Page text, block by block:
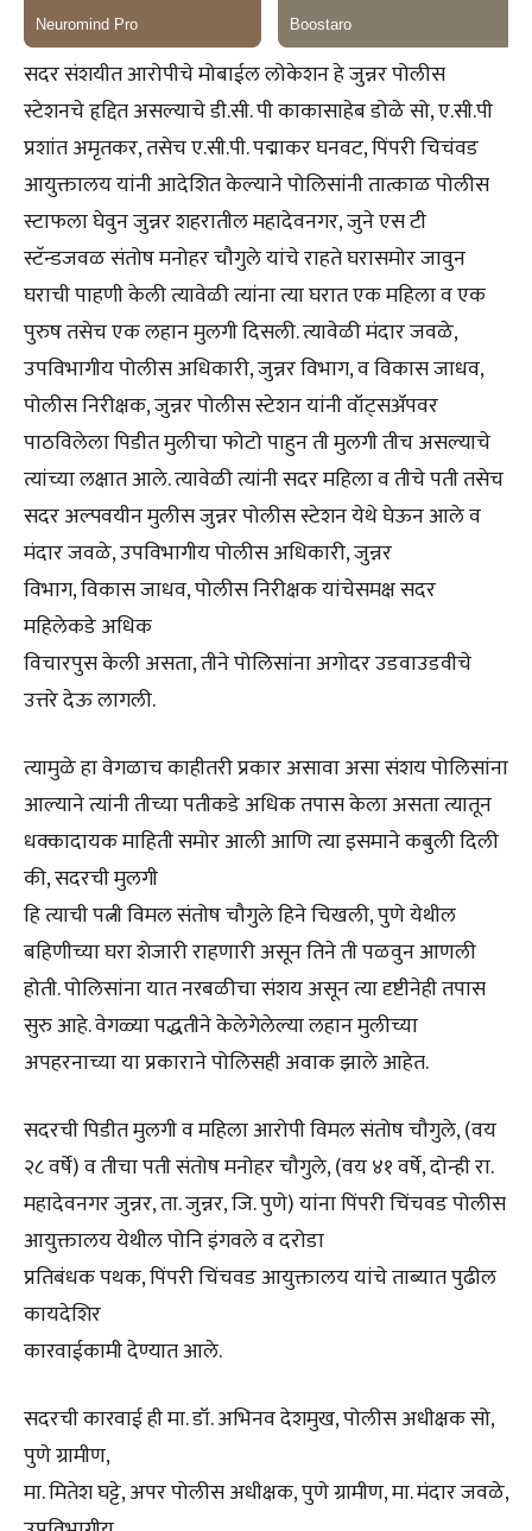
सदर संशयीत आरोपीचे मोबाईल लोकेशन हे जुन्नर पोलीस
स्टेशनचे हृद्दित असल्याचे डी.सी. पी काकासाहेब डोळे सो, ए.सी.पी
प्रशांत अमृतकर, तसेच ए.सी.पी. पद्माकर घनवट, पिंपरी चिचंवड
आयुक्तालय यांनी आदेशित केल्याने पोलिसांनी तात्काळ पोलीस
स्टाफला घेवुन जुन्नर शहरातील महादेवनगर, जुने एस टी
स्टॅन्डजवळ संतोष मनोहर चौगुले यांचे राहते घरासमोर जावुन
घराची पाहणी केली त्यावेळी त्यांना त्या घरात एक महिला व एक
पुरुष तसेच एक लहान मुलगी दिसली. त्यावेळी मंदार जवळे,
उपविभागीय पोलीस अधिकारी, जुन्नर विभाग, व विकास जाधव,
पोलीस निरीक्षक, जुन्नर पोलीस स्टेशन यांनी वॉट्सॲपवर
पाठविलेला पिडीत मुलीचा फोटो पाहुन ती मुलगी तीच असल्याचे
त्यांच्या लक्षात आले. त्यावेळी त्यांनी सदर महिला व तीचे पती तसेच
सदर अल्पवयीन मुलीस जुन्नर पोलीस स्टेशन येथे घेऊन आले व
मंदार जवळे, उपविभागीय पोलीस अधिकारी, जुन्नर
विभाग, विकास जाधव, पोलीस निरीक्षक यांचेसमक्ष सदर
महिलेकडे अधिक
विचारपुस केली असता, तीने पोलिसांना अगोदर उडवाउडवीचे
उत्तरे देऊ लागली.
त्यामुळे हा वेगळाच काहीतरी प्रकार असावा असा संशय पोलिसांना
आल्याने त्यांनी तीच्या पतीकडे अधिक तपास केला असता त्यातून
धक्कादायक माहिती समोर आली आणि त्या इसमाने कबुली दिली
की, सदरची मुलगी
हि त्याची पत्नी विमल संतोष चौगुले हिने चिखली, पुणे येथील
बहिणीच्या घरा शेजारी राहणारी असून तिने ती पळवुन आणली
होती. पोलिसांना यात नरबळीचा संशय असून त्या दृष्टीनेही तपास
सुरु आहे. वेगळ्या पद्धतीने केलेगेलेल्या लहान मुलीच्या
अपहरनाच्या या प्रकाराने पोलिसही अवाक झाले आहेत.
सदरची पिडीत मुलगी व महिला आरोपी विमल संतोष चौगुले, (वय
२८ वर्षे) व तीचा पती संतोष मनोहर चौगुले, (वय ४१ वर्षे, दोन्ही रा.
महादेवनगर जुन्नर, ता. जुन्नर, जि. पुणे) यांना पिंपरी चिंचवड पोलीस
आयुक्तालय येथील पोनि इंगवले व दरोडा
प्रतिबंधक पथक, पिंपरी चिंचवड आयुक्तालय यांचे ताब्यात पुढील
कायदेशिर
कारवाईकामी देण्यात आले.
सदरची कारवाई ही मा. डॉ. अभिनव देशमुख, पोलीस अधीक्षक सो,
पुणे ग्रामीण,
मा. मितेश घट्टे, अपर पोलीस अधीक्षक, पुणे ग्रामीण, मा. मंदार जवळे,